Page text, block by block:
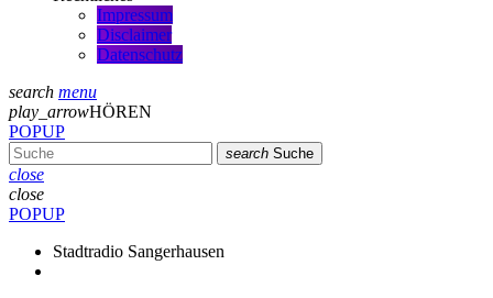
Impressum
Disclaimer
Datenschutz
search menu
play_arrowHÖREN
POPUP
search Suche
close
close
POPUP
Stadtradio Sangerhausen